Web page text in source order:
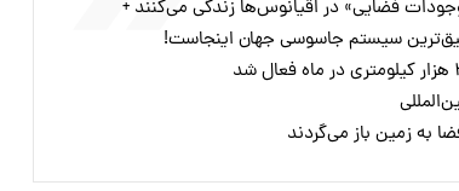
فضایی» در اقیانوس‌ها زندگی می‌کنند +